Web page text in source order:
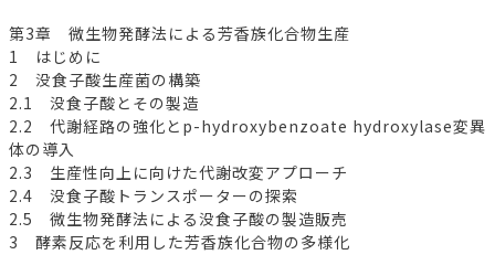
第3章 微生物発酵法による芳香族化合物生産
1 はじめに
2 没食子酸生産菌の構築
2.1 没食子酸とその製造
2.2 代謝経路の強化とp-hydroxybenzoate hydroxylase変異
体の導入
2.3 生産性向上に向けた代謝改変アプローチ
2.4 没食子酸トランスポーターの探索
2.5 微生物発酵法による没食子酸の製造販売
3 酵素反応を利用した芳香族化合物の多様化